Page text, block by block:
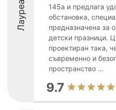
Лауреати
145а и предлага
обстановка,
предназначена за
детски празници.
проектиран така,
съвременно и
пространство ...
9.7